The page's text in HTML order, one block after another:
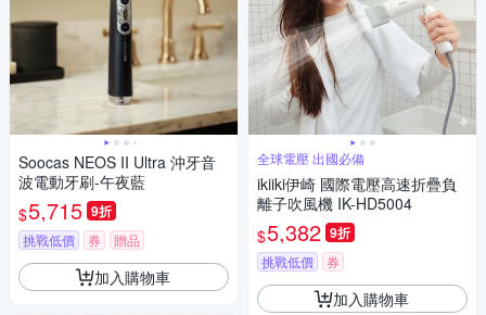
Soocas NEOS II Ultra 沖牙音
波電動牙刷-午夜藍
$5,715 9折
挑戰低價 券 贈品
加入購物車
全球電壓 出國必備
ikiiki伊崎 國際電壓高速折疊負
離子吹風機 IK-HD5004
$5,382 9折
挑戰低價 券
加入購物車